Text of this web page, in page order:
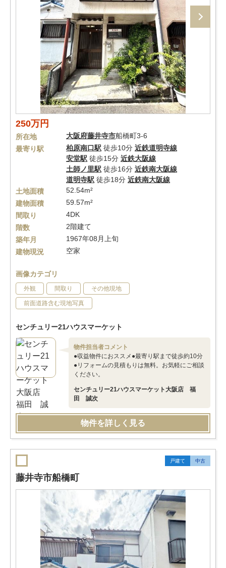
250万円
所在地 大阪府藤井寺市船橋町3-6
最寄り駅
柏原南口駅 徒歩10分 近鉄道明寺線
安堂駅 徒歩15分 近鉄大阪線
土師ノ里駅 徒歩16分 近鉄南大阪線
道明寺駅 徒歩18分 近鉄南大阪線
土地面積
52.54m²
建物面積
59.57m²
間取り
4DK
階数
2階建て
築年月
1967年08月上旬
建物現況
空家
画像カテゴリ
外観 間取り その他現地
前面道路含む現地写真
センチュリー21ハウスマーケット
物件担当者コメント
●収益物件におススメ●最寄り駅まで徒歩約10分
●リフォームの見積もりは無料。お気軽にご相談
ください。
センチュリー21ハウスマーケット大阪店 福
田 誠次
物件を詳しく見る
戸建て 中古
藤井寺市船橋町